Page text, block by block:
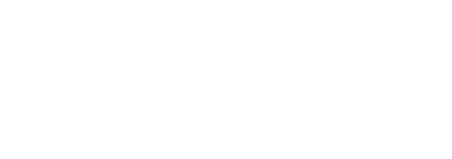
otvorená 24 hodín denne (prihlásenie je možné od 15:00 hodín, odhlásenie do 11:00 hodín), lobby, klimatizácia a trezor (za poplatok). O
a večere.
Niektoré služby sú závislé od ročného obdobia a od miestnych klimatických podmienok. Jazyky: angličtina.
lôžkami, 2 prístelkami, kuchynským kútom, balkónom alebo terasou, trezorom (za poplatok) a satelit.TV s plochou obrazovkou. Kúpeľňa